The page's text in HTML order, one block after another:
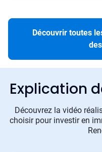
Découvrir toutes
Explication
Découvrez la vidéo
choisir pour investir en